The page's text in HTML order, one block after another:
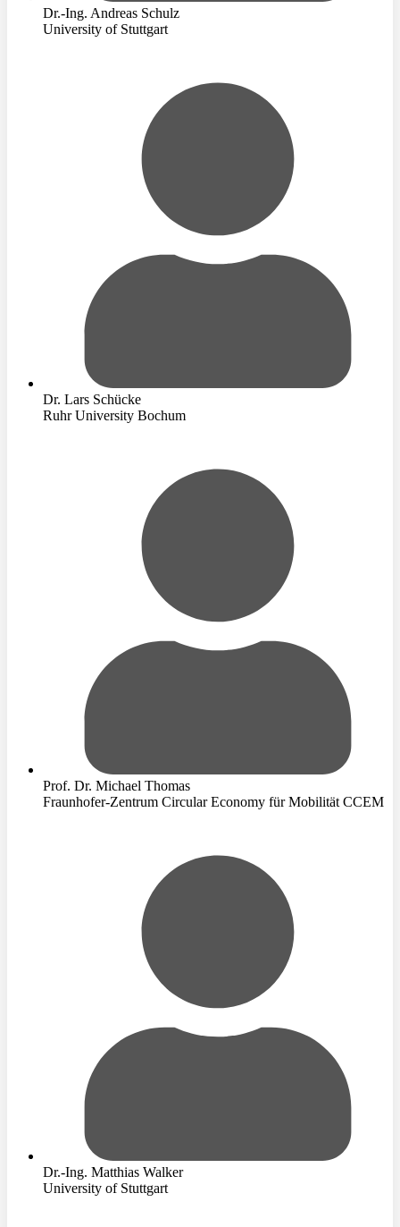
Dr.-Ing. Andreas Schulz
University of Stuttgart
Dr. Lars Schücke
Ruhr University Bochum
Prof. Dr. Michael Thomas
Fraunhofer-Zentrum Circular Economy für Mobilität CCEM
Dr.-Ing. Matthias Walker
University of Stuttgart